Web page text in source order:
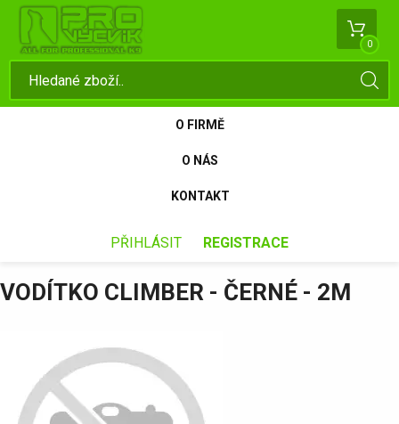
0
O FIRMĚ
O NÁS
KONTAKT
PŘIHLÁSIT REGISTRACE
VODÍTKO CLIMBER - ČERNÉ - 2M